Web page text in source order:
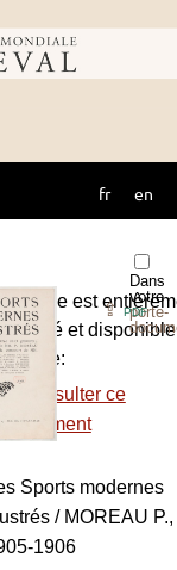
fr en
Dans
votre
porte-
⇪PDF
est
et
site de:
-
Consulter ce
document
Sports modernes
/ MOREAU P.,
1906